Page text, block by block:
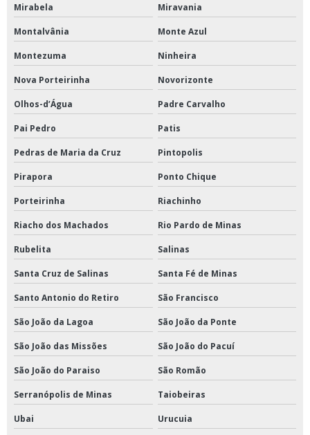
Mirabela Miravania
Montalvânia Monte Azul
Montezuma Ninheira
Nova Porteirinha Novorizonte
Olhos-d’Água Padre Carvalho
Pai Pedro Patis
Pedras de Maria da Cruz Pintopolis
Pirapora Ponto Chique
Porteirinha Riachinho
Riacho dos Machados Rio Pardo de Minas
Rubelita Salinas
Santa Cruz de Salinas Santa Fé de Minas
Santo Antonio do Retiro São Francisco
São João da Lagoa São João da Ponte
São João das Missões São João do Pacuí
São João do Paraiso São Romão
Serranópolis de Minas Taiobeiras
Ubai Urucuia